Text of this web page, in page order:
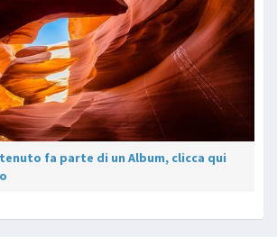
fa parte di un Album, clicca qui